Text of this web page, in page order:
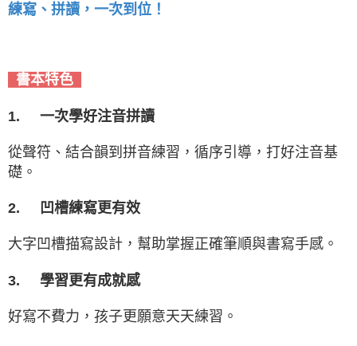
練寫、拼讀，一次到位！
書本特色
1. 一次學好注音拼讀
從聲符、結合韻到拼音練習，循序引導，打好注音基
礎。
2. 凹槽練寫更有效
大字凹槽描寫設計，幫助掌握正確筆順與書寫手感。
3. 學習更有成就感
好寫不費力，孩子更願意天天練習。